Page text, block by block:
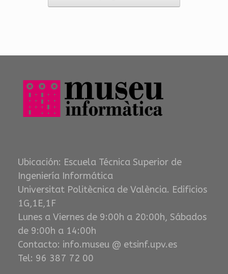
Ubicación: Escuela Técnica Superior de
Ingeniería Informática
Universitat Politècnica de València. Edificios
1G,1E,1F
Lunes a Viernes de 9:00h a 20:00h, Sábados
de 9:00h a 14:00h
Contacto: info.museu @ etsinf.upv.es
Tel: 96 387 72 00